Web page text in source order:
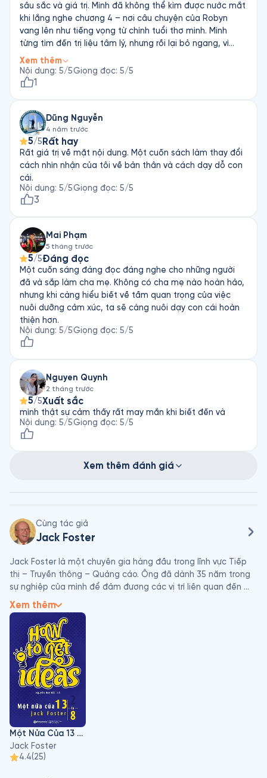
sâu sắc và giá trị. Mình đã không thể kìm được nước mắt
khi lắng nghe chương 4 – nơi câu chuyện của Robyn
vang lên như tiếng vọng từ chính tuổi thơ mình. Mình
từng tìm đến trị liệu tâm lý, nhưng rồi lại bỏ ngang, vì
cảm giác rằng vấn đề của mình “không nghiêm trọng
đủ” để cần giúp đỡ. Nhưng quyển sách này đã giúp mình
gọi tên được điều mà mình không thể diễn đạt thành lời:
thật lòng hy vọng cuốn sách này sẽ đến được tay của
những ai từng có cảm giác “mình ổn mà”, nhưng lại luôn
thấy trống rỗng, lạc lõng hay khó kết nối sâu sắc với
người khác. Vì biết đâu, giống như mình, bạn sẽ tìm thấy
sự thấu hiểu – và cả một cánh cửa nhỏ để bắt đầu yêu
thương chính mình hơn một chút mỗi ngày.
Xem thêm
Nội dung: 5/5Giọng đọc: 5/5
1
Dũng Nguyễn
4 năm trước
5/5 Rất hay
Rất giá trị về mặt nội dung. Một cuốn sách làm thay đổi
cách nhìn nhận của tôi về bản thân và cách dạy dỗ con
cái.
Nội dung: 5/5Giọng đọc: 5/5
3
Mai Phạm
5 tháng trước
5/5Đáng đọc
Một cuốn sáng đáng đọc đáng nghe cho những người
đã và sắp làm cha mẹ. Không có cha mẹ nào hoàn hảo,
nhưng khi càng hiểu biết về tầm quan trọng của việc
nuôi dưỡng cảm xúc, ta sẽ càng nuôi dạy con cái hoàn
thiện hơn.
Nội dung: 5/5Giọng đọc: 5/5
Nguyen Quynh
2 tháng trước
5/5Xuất sắc
mình thật sự cảm thấy rất may mắn khi biết đến và
Nội dung: 5/5Giọng đọc: 5/5
Xem thêm đánh giá
Cùng tác giả
Jack Foster
Jack Foster là một chuyên gia hàng đầu trong lĩnh vực Tiếp
thị – Truyền thông – Quảng cáo. Ông đã dành 35 năm trong
sự nghiệp của mình để đảm đương các vị trí liên quan đến
sáng tạo của những công ty hàng đầu thế giới. 10 năm đầu
trong sự nghiệp ông đóng vai trò là nhà văn và nhà sáng tạo,
25 năm sau đóng vai trò là giám đốc sáng tạo.
Jack đã giúp hơn 100 công ty có những quảng cáo hấp dẫn
và thông minh, sáng tạo bậc nhất, đem về hiệu ứng
marketing tuyệt diệu, chẳng hạn như Mazda, Suzuki,
Carnation, Sunkist, Denny’s, Mattel, ARCO, và Universal
Studios.
Xem thêm
Một Nửa Của 13 Là 8
Jack Foster
4.4(25)